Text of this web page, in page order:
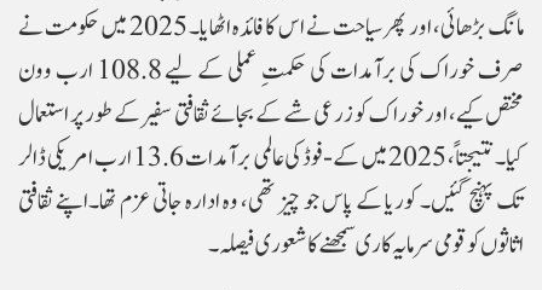
مانگ بڑھائی، اور پھر سیاحت نے اس کا فائدہ اٹھایا۔ 2025 میں حکومت نے
صرف خوراک کی برآمدات کی حکمتِ عملی کے لیے 108.8 ارب وون
مختص کیے، اور خوراک کو زرعی شے کے بجائے ثقافتی سفیر کے طور پر استعمال
کیا۔ نتیجتاً، 2025 میں کے-فوڈ کی عالمی برآمدات 13.6 ارب امریکی ڈالر
تک پہنچ گئیں۔ کوریا کے پاس جو چیز تھی، وہ ادارہ جاتی عزم تھا۔اپنے ثقافتی
اثاثوں کو قومی سرمایہ کاری سمجھنے کا شعوری فیصلہ۔